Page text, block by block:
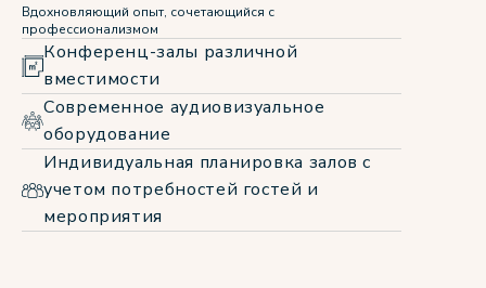
Вдохновляющий опыт, сочетающийся с
профессионализмом
Конференц-залы различной
вместимости
Современное аудиовизуальное
оборудование
Индивидуальная планировка залов с
учетом потребностей гостей и
мероприятия